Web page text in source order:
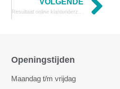
VOLGENDE
Openingstijden
Maandag t/m vrijdag